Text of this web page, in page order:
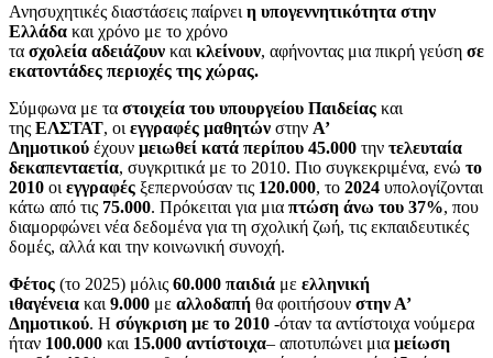
Ανησυχητικές διαστάσεις παίρνει η υπογεννητικότητα στην
Ελλάδα και χρόνο με το χρόνο
τα σχολεία αδειάζουν και κλείνουν, αφήνοντας μια πικρή γεύση σε
εκατοντάδες περιοχές της χώρας.
Σύμφωνα με τα στοιχεία του υπουργείου Παιδείας και
της ΕΛΣΤΑΤ, οι εγγραφές μαθητών στην Α’
Δημοτικού έχουν μειωθεί κατά περίπου 45.000 την τελευταία
δεκαπενταετία, συγκριτικά με το 2010. Πιο συγκεκριμένα, ενώ το
2010 οι εγγραφές ξεπερνούσαν τις 120.000, το 2024 υπολογίζονται
κάτω από τις 75.000. Πρόκειται για μια πτώση άνω του 37%, που
διαμορφώνει νέα δεδομένα για τη σχολική ζωή, τις εκπαιδευτικές
δομές, αλλά και την κοινωνική συνοχή.
Φέτος (το 2025) μόλις 60.000 παιδιά με ελληνική
ιθαγένεια και 9.000 με αλλοδαπή θα φοιτήσουν στην Α’
Δημοτικού. Η σύγκριση με το 2010 -όταν τα αντίστοιχα νούμερα
ήταν 100.000 και 15.000 αντίστοιχα– αποτυπώνει μια μείωση